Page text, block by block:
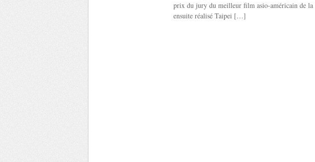
prix du jury du meilleur film asio-américain de
ensuite réalisé Taipei […]